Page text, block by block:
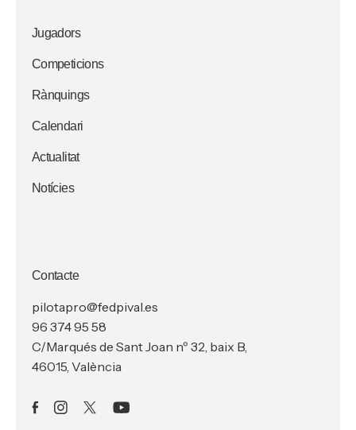
Jugadors
Competicions
Rànquings
Calendari
Actualitat
Notícies
Contacte
pilotapro@fedpival.es
96 374 95 58
C/Marqués de Sant Joan nº 32, baix B,
46015, València